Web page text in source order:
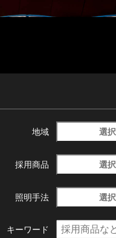
地域 選択
採用商品 選択
照明手法 選択
キーワード